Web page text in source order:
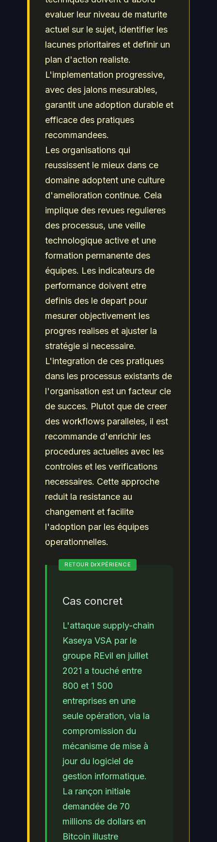
NIST, de l'ANSSI et de
l'OWASP .
exigences reglementaires.
cybersécurité doivent
maintenir leurs
protéger efficacement les
actifs numeriques de leur
organisation et repondre
aux obligations de
evaluer leur niveau de maturite
actuel sur le sujet, identifier les
lacunes prioritaires et definir un
plan d'action realiste.
L'implementation progressive,
avec des jalons mesurables,
garantit une adoption durable et
efficace des pratiques
recommandees.
Les organisations qui
reussissent le mieux dans ce
domaine adoptent une culture
d'amelioration continue. Cela
implique des revues regulieres
des processus, une veille
technologique active et une
formation permanente des
équipes. Les indicateurs de
performance doivent etre
definis des le depart pour
mesurer objectivement les
progres realises et ajuster la
stratégie si necessaire.
L'integration de ces pratiques
dans les processus existants de
l'organisation est un facteur cle
de succes. Plutot que de creer
des workflows paralleles, il est
recommande d'enrichir les
procedures actuelles avec les
controles et les verifications
necessaires. Cette approche
reduit la resistance au
changement et facilite
l'adoption par les équipes
operationnelles.
Cas concret
L'attaque supply-chain
Kaseya VSA par le
groupe REvil en juillet
2021 a touché entre
800 et 1 500
entreprises en une
seule opération, via la
compromission du
mécanisme de mise à
jour du logiciel de
gestion informatique.
La rançon initiale
demandée de 70
millions de dollars en
Bitcoin illustre